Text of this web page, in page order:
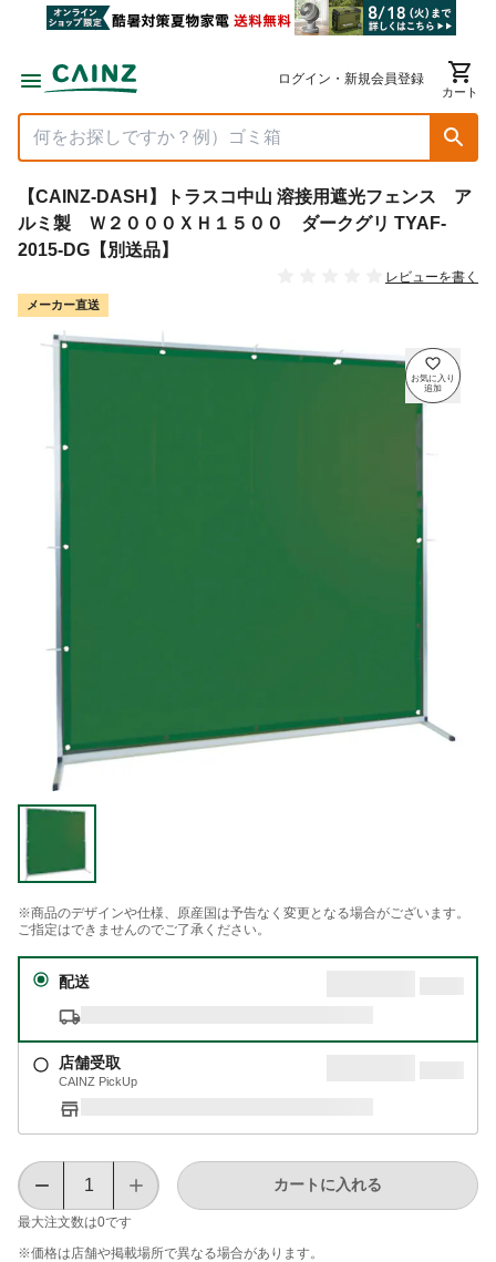
ログイン・新規会員登録
カート
【CAINZ-DASH】トラスコ中山 溶接用遮光フェンス ア
ルミ製 Ｗ２０００ＸＨ１５００ ダークグリ TYAF-
2015-DG【別送品】
レビューを書く
メーカー直送
※商品のデザインや仕様、原産国は予告なく変更となる場合がございます。
ご指定はできませんのでご了承ください。
配送
店舗受取
CAINZ PickUp
最大注文数は0です
カートに入れる
※価格は​店舗や​掲載場所で​異なる​場合が​あります。